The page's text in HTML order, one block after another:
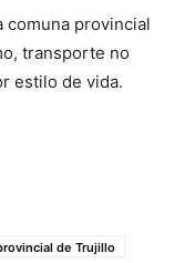
comuna provincial
transporte no
estilo de vida.
de Trujillo